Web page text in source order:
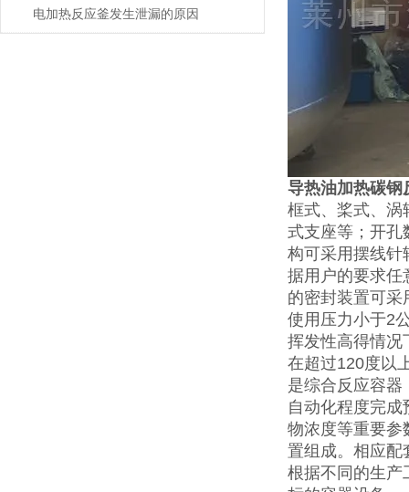
电加热反应釜发生泄漏的原因
导热油加热碳钢
框式、桨式、涡
式支座等；开孔
构可采用摆线针
据用户的要求任
的密封装置可
使用压力小于2
挥发性高得情况
在超过120度以
是综合反应容
自动化程度完
物浓度等重要参
置组成。相应配
根据不同的生产